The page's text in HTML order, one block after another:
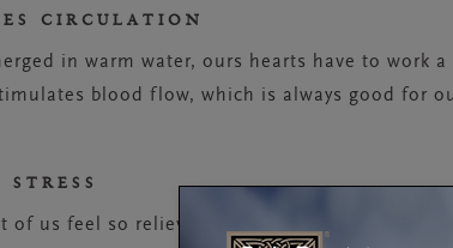
CIRCULATION
in warm water, ours hearts have to work
blood flow, which is always good for
of us feel so relieved after emerging from a